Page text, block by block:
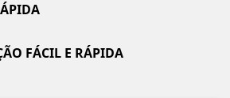
FÁCIL E RÁPIDA